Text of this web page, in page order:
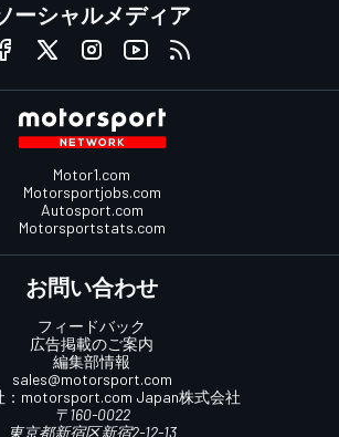
ーシャルメディア
Motor1.com
Motorsportjobs.com
Autosport.com
Motorsportstats.com
お問い合わせ
フィードバック
広告掲載のご案内
編集部情報
sales@motorsport.com
motorsport.com Japan株式会社
〒160-0022
東京都新宿区新宿2-12-13